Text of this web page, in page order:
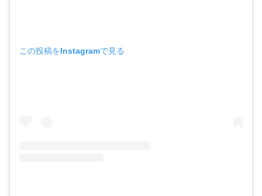
この投稿をInstagramで見る